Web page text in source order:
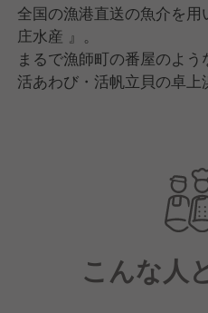
全国の漁港直送の魚介を
庄水産 』。
まるで漁師町の番屋のよう
活あわび・活帆立貝の卓
盛りなど、鮮度抜群の食
ニューをお届けしていま
さらに、私たちの経営理
お客様はもちろんのこと
幸せになれるような組織を
こんな人